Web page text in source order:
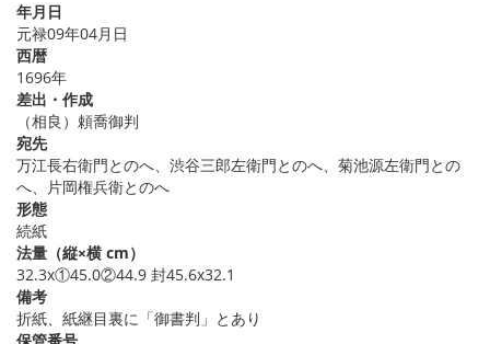
年月日
元禄09年04月日
西暦
1696年
差出・作成
（相良）頼喬御判
宛先
万江長右衛門とのへ、渋谷三郎左衛門とのへ、菊池源左衛門との
へ、片岡権兵衛とのへ
形態
続紙
法量（縦×横 cm）
32.3x①45.0②44.9 封45.6x32.1
備考
折紙、紙継目裏に「御書判」とあり